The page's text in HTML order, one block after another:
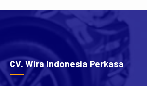
CV. Wira Indonesia Perkasa